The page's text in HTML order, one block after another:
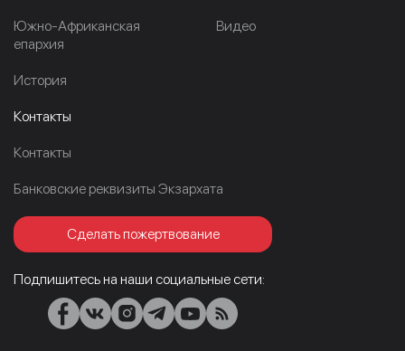
Южно-Африканская
епархия
История
Видео
Контакты
Контакты
Банковские реквизиты Экзархата
Сделать пожертвование
Подпишитесь на наши социальные сети: